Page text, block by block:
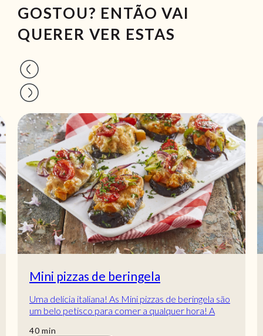
GOSTOU? ENTÃO VAI
QUERER VER ESTAS
Mini pizzas de beringela
Uma delícia italiana! As Mini pizzas de beringela são
um belo petisco para comer a qualquer hora! A
40min
min